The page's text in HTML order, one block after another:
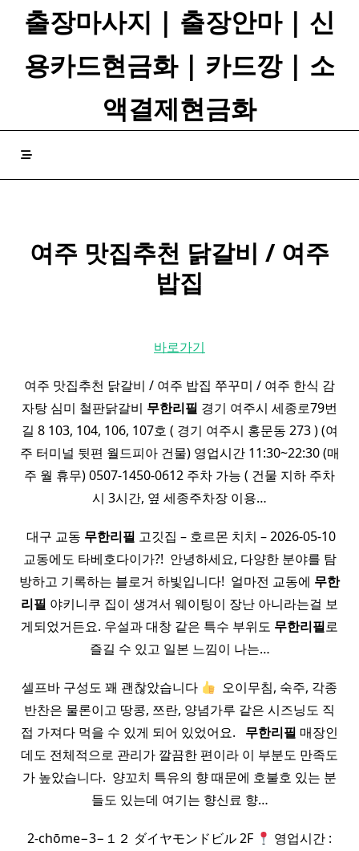
출장마사지 | 출장안마 | 신
용카드현금화 | 카드깡 | 소
액결제현금화
여주 맛집추천 닭갈비 / 여주
밥집
바로가기
여주 맛집추천 닭갈비 / 여주 밥집 쭈꾸미 / 여주 한식 감
자탕 심미 철판닭갈비 무한리필 경기 여주시 세종로79번
길 8 103, 104, 106, 107호 ( 경기 여주시 홍문동 273 ) (여
주 터미널 뒷편 월드피아 건물) 영업시간 11:30~22:30 (매
주 월 휴무) 0507-1450-0612 주차 가능 ( 건물 지하 주차
시 3시간, 옆 세종주차장 이용…
​ 대구 교동 무한리필 고깃집 – 호르몬 치치 – 2026-05-10
교동에도 타베호다이가?! ​ 안녕하세요, 다양한 분야를 탐
방하고 기록하는 블로거 하빛입니다! ​ 얼마전 교동에 무한
리필 야키니쿠 집이 생겨서 웨이팅이 장난 아니라는걸 보
게되었거든요. 우설과 대창 같은 특수 부위도 무한리필로
즐길 수 있고 일본 느낌이 나는…
셀프바 구성도 꽤 괜찮았습니다
​ 오이무침, 숙주, 각종
반찬은 물론이고 땅콩, 쯔란, 양념가루 같은 시즈닝도 직
접 가져다 먹을 수 있게 되어 있었어요. ​ ​ 무한리필 매장인
데도 전체적으로 관리가 깔끔한 편이라 이 부분도 만족도
가 높았습니다. ​ 양꼬치 특유의 향 때문에 호불호 있는 분
들도 있는데 여기는 향신료 향…
2-chōme−3−１２ ダイヤモンドビル 2F
영업시간 :